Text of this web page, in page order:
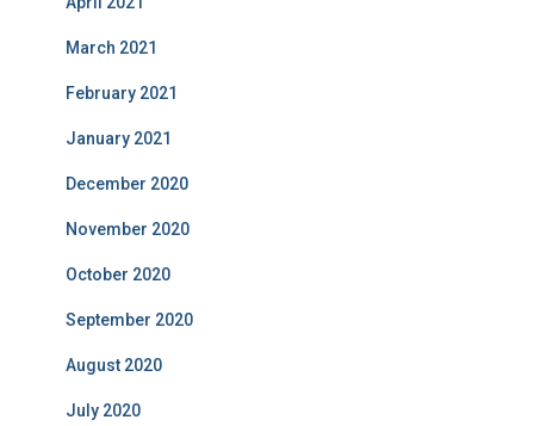
March 2021
February 2021
January 2021
December 2020
November 2020
October 2020
September 2020
August 2020
July 2020